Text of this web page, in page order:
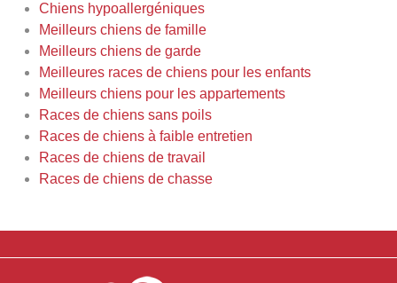
Chiens hypoallergéniques
Meilleurs chiens de famille
Meilleurs chiens de garde
Meilleures races de chiens pour les enfants
Meilleurs chiens pour les appartements
Races de chiens sans poils
Races de chiens à faible entretien
Races de chiens de travail
Races de chiens de chasse